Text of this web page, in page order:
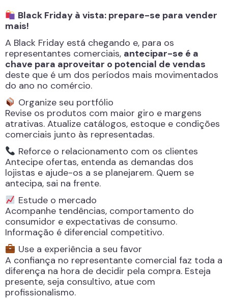
Black Friday à vista: prepare-se para vender
mais!
A Black Friday está chegando e, para os
representantes comerciais, antecipar-se é a
chave para aproveitar o potencial de vendas
deste que é um dos períodos mais movimentados
do ano no comércio.
Organize seu portfólio
Revise os produtos com maior giro e margens
atrativas. Atualize catálogos, estoque e condições
comerciais junto às representadas.
Reforce o relacionamento com os clientes
Antecipe ofertas, entenda as demandas dos
lojistas e ajude-os a se planejarem. Quem se
antecipa, sai na frente.
Estude o mercado
Acompanhe tendências, comportamento do
consumidor e expectativas de consumo.
Informação é diferencial competitivo.
Use a experiência a seu favor
A confiança no representante comercial faz toda a
diferença na hora de decidir pela compra. Esteja
presente, seja consultivo, atue com
profissionalismo.